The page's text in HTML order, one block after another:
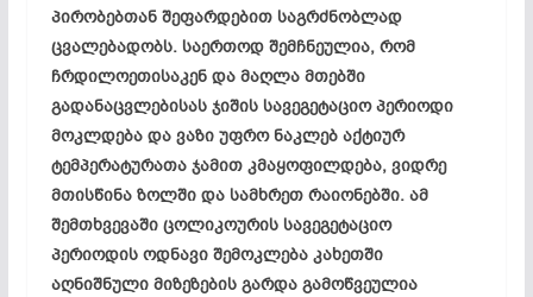
პირობებთან შეფარდებით საგრძნობლად
ცვალებადობს. საერთოდ შემჩნეულია, რომ
ჩრდილოეთისაკენ და მაღლა მთებში
გადანაცვლებისას ჯიშის სავეგეტაციო პერიოდი
მოკლდება და ვაზი უფრო ნაკლებ აქტიურ
ტემპერატურათა ჯამით კმაყოფილდება, ვიდრე
მთისწინა ზოლში და სამხრეთ რაიონებში. ამ
შემთხვევაში ცოლიკოურის სავეგეტაციო
პერიოდის ოდნავი შემოკლება კახეთში
აღნიშნული მიზეზების გარდა გამოწვეულია